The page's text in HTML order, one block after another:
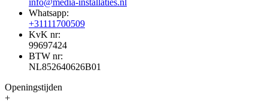
Whatsapp:
+31111700509
KvK nr:
99697424
BTW nr:
NL852640626B01
Openingstijden
+